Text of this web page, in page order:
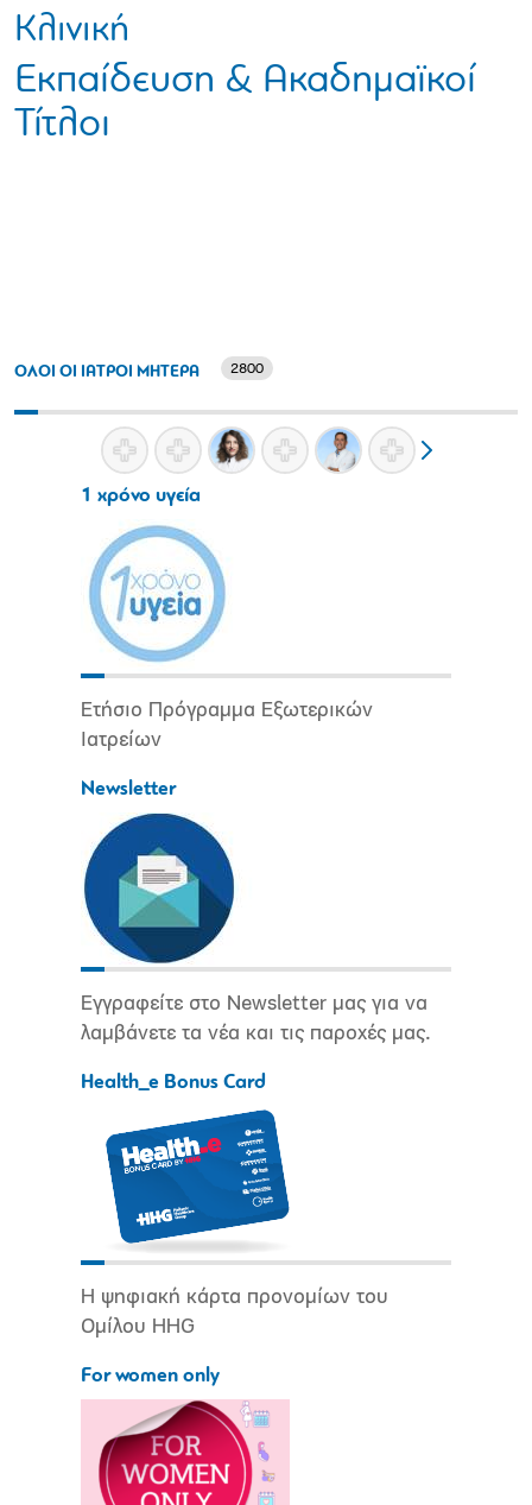
Κλινική
Εκπαίδευση & Ακαδημαϊκοί
Τίτλοι
ΟΛΟΙ ΟΙ ΙΑΤΡΟΙ ΜΗΤΕΡΑ 2800
1 χρόνο υγεία
Ετήσιο Πρόγραμμα Εξωτερικών
Ιατρείων
Newsletter
Εγγραφείτε στο Newsletter μας για να
λαμβάνετε τα νέα και τις παροχές μας.
Health_e Bonus Card
Η ψηφιακή κάρτα προνομίων του
Ομίλου HHG
For women only